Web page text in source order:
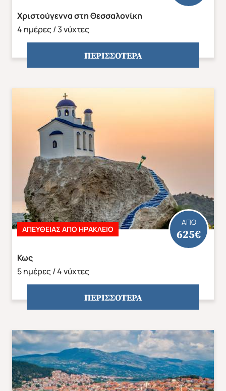
Χριστούγεννα & Πρωτοχρονιά Χειμώνας 2026/2027
Χριστούγεννα στη Θεσσαλονίκη
4 ημέρες / 3 νύχτες
ΠΕΡΙΣΣΟΤΕΡΑ
Κως
5 ημέρες / 4 νύχτες
ΑΠΟ
625€
ΑΠΕΥΘΕΙΑΣ ΑΠΟ ΗΡΑΚΛΕΙΟ
ΠΕΡΙΣΣΟΤΕΡΑ